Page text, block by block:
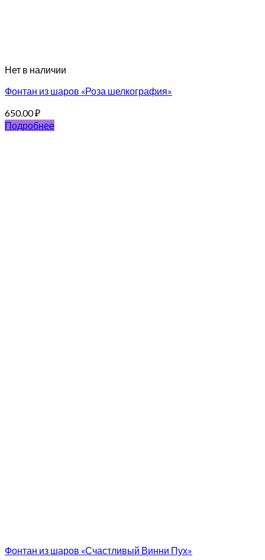
Нет в наличии
Фонтан из шаров «Роза шелкография»
650.00₽
Подробнее
Фонтан из шаров «Счастливый Винни Пух»